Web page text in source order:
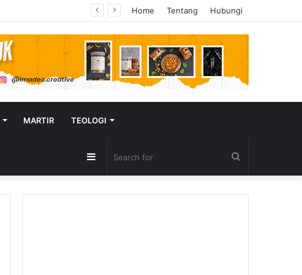
Home Tentang Hubungi
MARTIR TEOLOGI
for
Sidebar